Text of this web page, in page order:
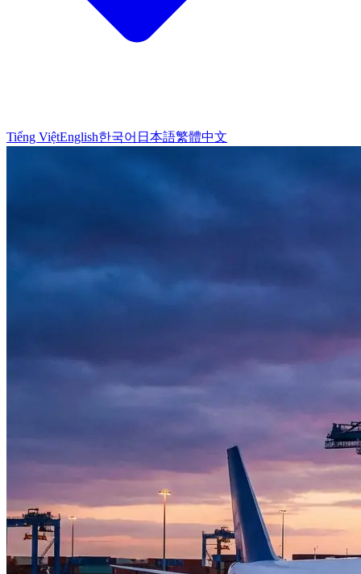
Tiếng ViệtEnglish한국어 日本語繁體中文